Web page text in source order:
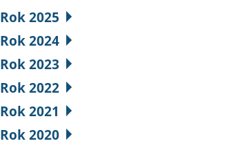
Rok 2025
Rok 2024
Rok 2023
Rok 2022
Rok 2021
Rok 2020